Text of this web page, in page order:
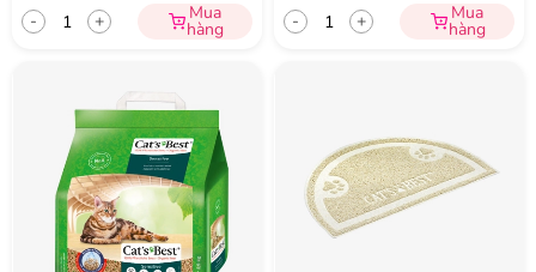
- + Mua
hàng - + Mua
hàng